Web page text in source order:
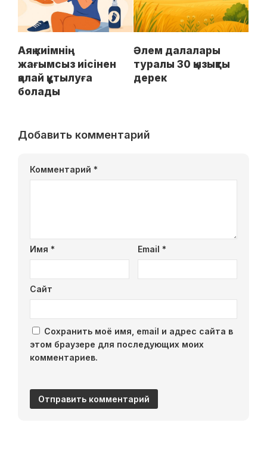
Аяқ киімнің
жағымсыз иісінен
қалай құтылуға
болады
Әлем далалары
туралы 30 қызықты
дерек
Добавить комментарий
Комментарий *
Имя * Email *
Сайт
Сохранить моё имя, email и адрес сайта в
этом браузере для последующих моих
комментариев.